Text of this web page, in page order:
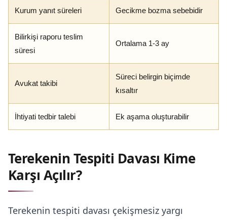
Kurum yanıt süreleri Gecikme bozma sebebidir
Bilirkişi raporu teslim
süresi
Ortalama 1-3 ay
Avukat takibi
Süreci belirgin biçimde
kısaltır
İhtiyati tedbir talebi Ek aşama oluşturabilir
Terekenin Tespiti Davası Kime
Karşı Açılır?
Terekenin tespiti davası çekişmesiz yargı